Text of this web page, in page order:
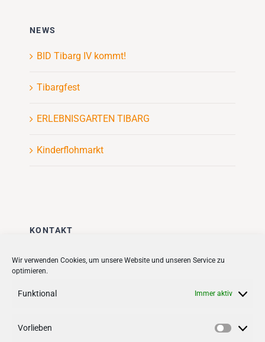
Wir verwenden Cookies, um unsere Website und unseren Service zu
optimieren.
Funktional Immer aktiv
Vorlieben
NEWS
BID Tibarg IV kommt!
Tibargfest
ERLEBNISGARTEN TIBARG
Kinderflohmarkt
KONTAKT
Stadt + Handel City- und
Quartiersmanagement